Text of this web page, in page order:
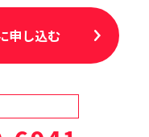
申し込む